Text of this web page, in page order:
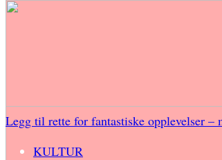
Legg til rette for fantastiske opplevelser –
KULTUR